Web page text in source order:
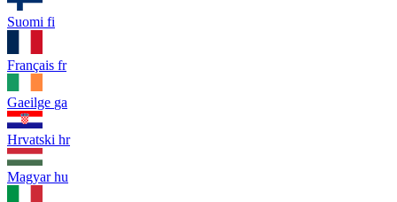
Suomi fi
Français fr
Gaeilge ga
Hrvatski hr
Magyar hu